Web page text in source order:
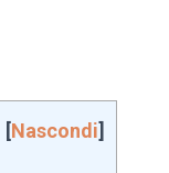
[Nascondi]